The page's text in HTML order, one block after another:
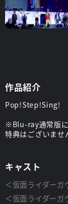
作品紹介
Pop!Step!Sing!
※Blu-ray通常版に
特典はございませ
キャスト
＜仮面ライダーガ
＜仮面ライダーガ